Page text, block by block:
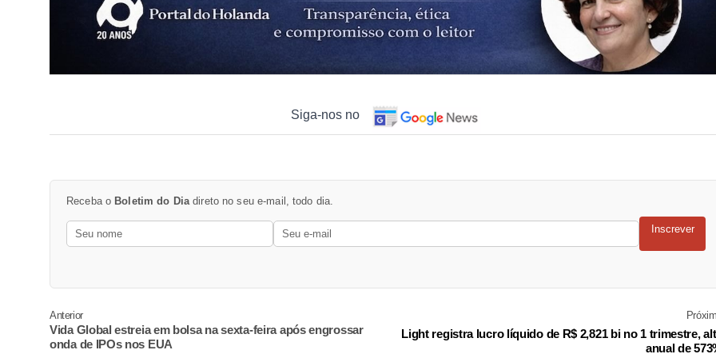
Siga-nos no
Receba o Boletim do Diadireto no seu e-mail, todo dia.
Inscrever
Anterior
Vida Global estreia em bolsa na sexta-feira após engrossar
onda de IPOs nos EUA
Light registra lucro líquido de R$ 2,821 bi no 1 trimestre,
anual de